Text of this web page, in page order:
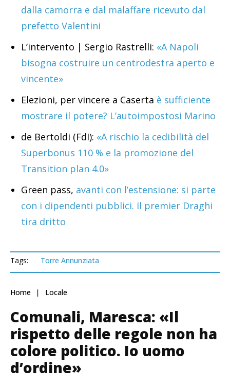
dalla camorra e dal malaffare ricevuto dal
prefetto Valentini
L’intervento | Sergio Rastrelli: «A Napoli
bisogna costruire un centrodestra aperto e
vincente»
Elezioni, per vincere a Caserta è sufficiente
mostrare il potere? L’autoimpostosi Marino
de Bertoldi (FdI): «A rischio la cedibilità del
Superbonus 110 % e la promozione del
Transition plan 4.0»
Green pass, avanti con l’estensione: si parte
con i dipendenti pubblici. Il premier Draghi
tira dritto
Tags: Torre Annunziata
Home Locale
Comunali, Maresca: «Il
rispetto delle regole non ha
colore politico. Io uomo
d’ordine»